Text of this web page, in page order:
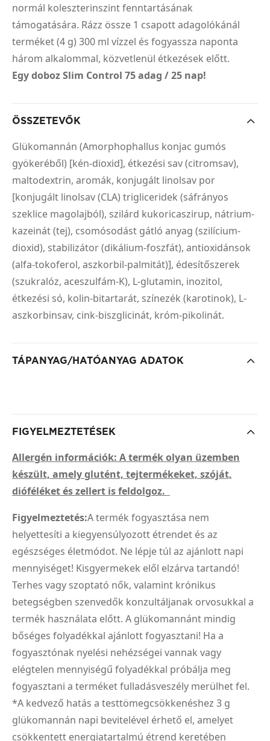
normál koleszterinszint fenntartásának
támogatására. Rázz össze 1 csapott adagolókánál
terméket (4 g) 300 ml vízzel és fogyassza naponta
három alkalommal, közvetlenül étkezések előtt.
Egy doboz Slim Control 75 adag / 25 nap!
ÖSSZETEVŐK
Glükomannán (Amorphophallus konjac gumós
gyökeréből) [kén-dioxid], étkezési sav (citromsav),
maltodextrin, aromák, konjugált linolsav por
[konjugált linolsav (CLA) trigliceridek (sáfrányos
szeklice magolajból), szilárd kukoricaszirup, nátrium-
kazeinát (tej), csomósodást gátló anyag (szilícium-
dioxid), stabilizátor (dikálium-foszfát), antioxidánsok
(alfa-tokoferol, aszkorbil-palmitát)], édesítőszerek
(szukralóz, aceszulfám-K), L-glutamin, inozitol,
étkezési só, kolin-bitartarát, színezék (karotinok), L-
aszkorbinsav, cink-biszglicinát, króm-pikolinát.
TÁPANYAG/HATÓANYAG ADATOK
FIGYELMEZTETÉSEK
Allergén információk: A termék olyan üzemben
készült, amely glutént, tejtermékeket, szóját,
dióféléket és zellert is feldolgoz.
Figyelmeztetés:A termék fogyasztása nem
helyettesíti a kiegyensúlyozott étrendet és az
egészséges életmódot. Ne lépje túl az ajánlott napi
mennyiséget! Kisgyermekek elől elzárva tartandó!
Terhes vagy szoptató nők, valamint krónikus
betegségben szenvedők konzultáljanak orvosukkal a
termék használata előtt. A glükomannánt mindig
bőséges folyadékkal ajánlott fogyasztani! Ha a
fogyasztónak nyelési nehézségei vannak vagy
elégtelen mennyiségű folyadékkal próbálja meg
fogyasztani a terméket fulladásveszély merülhet fel.
*A kedvező hatás a testtömegcsökkenéshez 3 g
glükomannán napi bevitelével érhető el, amelyet
csökkentett energiatartalmú étrend keretében